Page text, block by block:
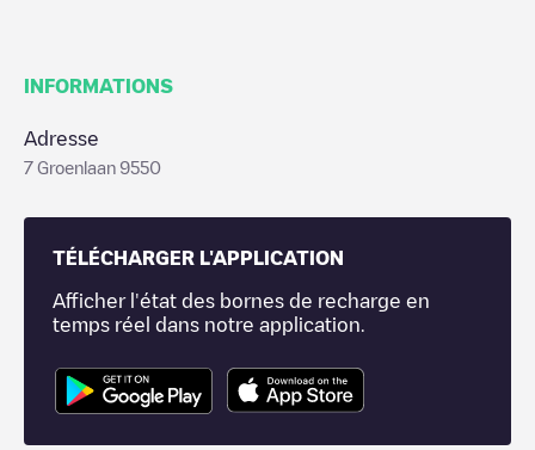
INFORMATIONS
Adresse
7 Groenlaan 9550
TÉLÉCHARGER L'APPLICATION
Afficher l'état des bornes de recharge en
temps réel dans notre application.